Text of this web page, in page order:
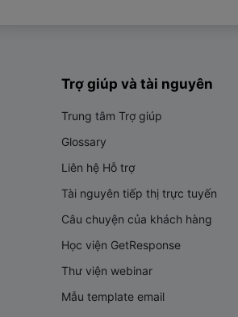
Trợ giúp và tài nguyên
Trung tâm Trợ giúp
Glossary
Liên hệ Hỗ trợ
Tài nguyên tiếp thị trực tuyến
Câu chuyện của khách hàng
Học viện GetResponse
Thư viện webinar
Mẫu template email